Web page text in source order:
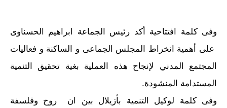
وفى كلمة افتتاحية أكد رئيس الجماعة ابراهيم الحسناوى
على أهمية انخراط المجلس الجماعى و الساكنة و فعاليات
المجتمع المدني لإنجاح هذه العملية بغية تحقيق التنمية
المستدامة المنشودة.
وفى كلمة لوكيل التنمية بأزيلال بين ان روح وفلسفة